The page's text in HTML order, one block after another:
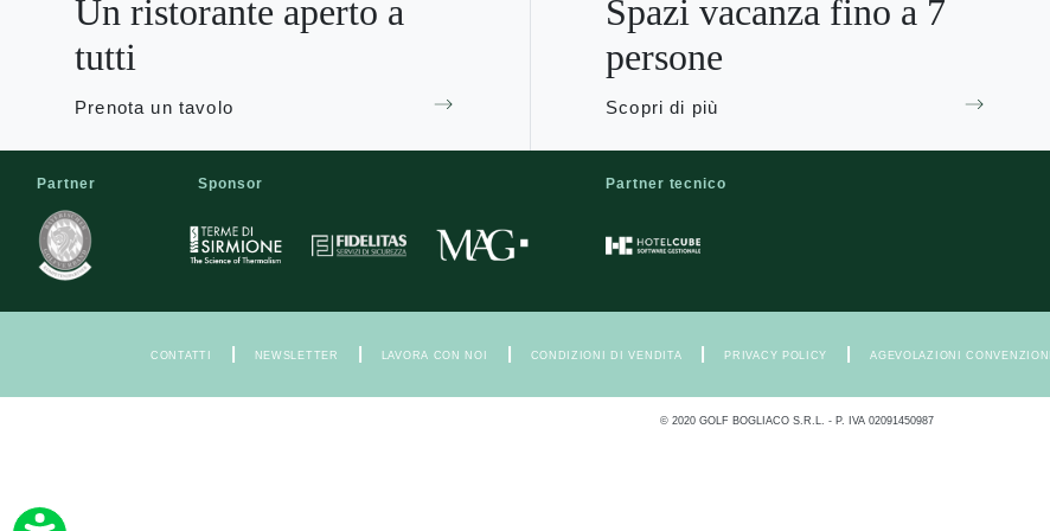
Un ristorante aperto a
tutti
Prenota un tavolo
Spazi vacanza fino a 7
persone
Scopri di più
Partner Sponsor Partner tecnico
CONTATTI | NEWSLETTER | LAVORA CON NOI | CONDIZIONI DI VENDITA | PRIVACY POLICY | AGEVOLAZIONI CONVENZIONI
© 2020 GOLF BOGLIACO S.R.L. - P. IVA 02091450987